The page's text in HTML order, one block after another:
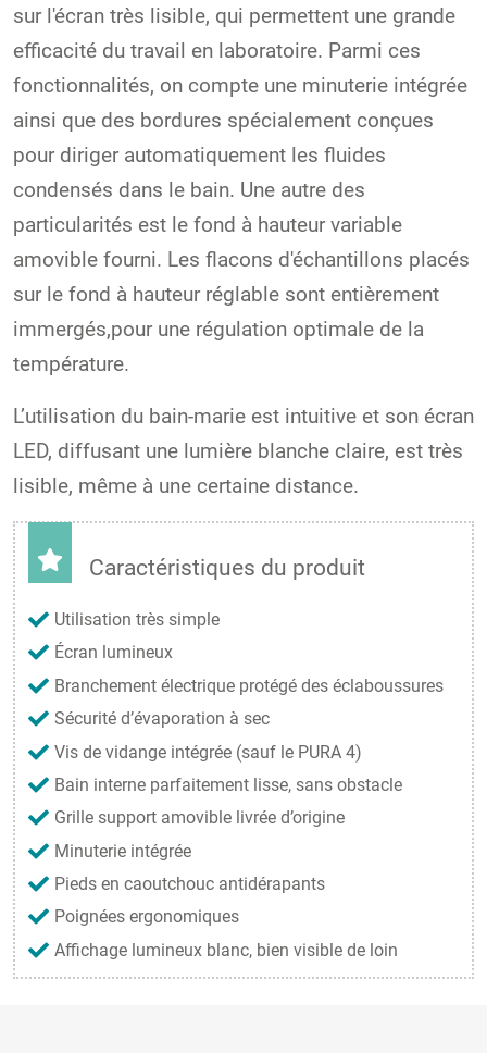
sur l'écran très lisible, qui permettent une grande
efficacité du travail en laboratoire. Parmi ces
fonctionnalités, on compte une minuterie intégrée
ainsi que des bordures spécialement conçues
pour diriger automatiquement les fluides
condensés dans le bain. Une autre des
particularités est le fond à hauteur variable
amovible fourni. Les flacons d'échantillons placés
sur le fond à hauteur réglable sont entièrement
immergés,pour une régulation optimale de la
température.
L’utilisation du bain-marie est intuitive et son écran
LED, diffusant une lumière blanche claire, est très
lisible, même à une certaine distance.
Caractéristiques du produit
Utilisation très simple
Écran lumineux
Branchement électrique protégé des éclaboussures
Sécurité d’évaporation à sec
Vis de vidange intégrée (sauf le PURA 4)
Bain interne parfaitement lisse, sans obstacle
Grille support amovible livrée d’origine
Minuterie intégrée
Pieds en caoutchouc antidérapants
Poignées ergonomiques
Affichage lumineux blanc, bien visible de loin